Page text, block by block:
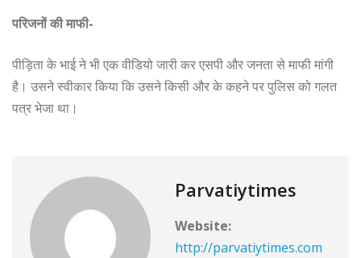
परिजनों की माफी-
पीड़िता के भाई ने भी एक वीडियो जारी कर एसपी और जनता से माफी मांगी
है। उसने स्वीकार किया कि उसने किसी और के कहने पर पुलिस को गलत
पत्र भेजा था।
Parvatiytimes
Website:
http://parvatiytimes.com